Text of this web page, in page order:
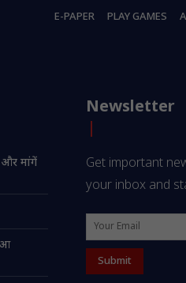
E-PAPER PLAY GAMES
और मांगें
Newsletter
Get important
your inbox and